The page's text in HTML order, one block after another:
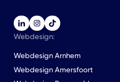
Webdesign:
Webdesign Arnhem
Webdesign Amersfoort